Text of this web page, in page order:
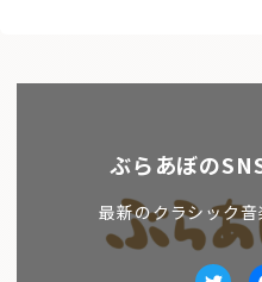
ぶらあぼの
最新のクラシック